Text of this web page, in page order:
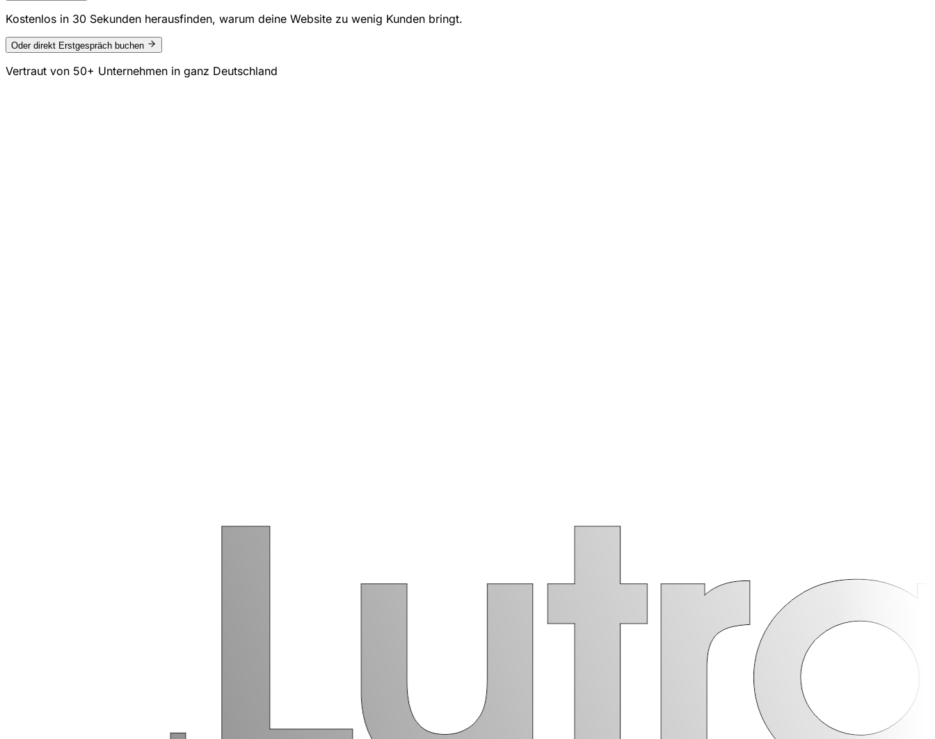
Kostenlos in 30 Sekunden herausfinden, warum deine Website zu wenig Kunden bringt.
Oder direkt Erstgespräch buchen
Vertraut von 50+ Unternehmen in ganz Deutschland